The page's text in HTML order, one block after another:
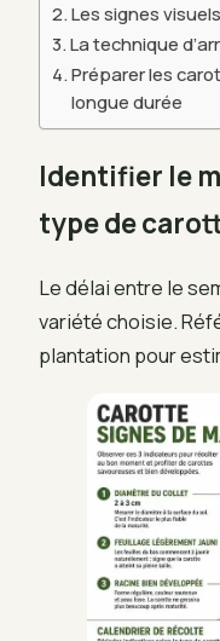
Les signes
La technique
Préparer les
longue durée
Identifier le
type de
Le délai entre le
variété choisie.
plantation pour